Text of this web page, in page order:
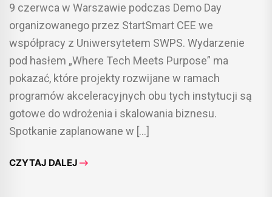
9 czerwca w Warszawie podczas Demo Day
organizowanego przez StartSmart CEE we
współpracy z Uniwersytetem SWPS. Wydarzenie
pod hasłem „Where Tech Meets Purpose” ma
pokazać, które projekty rozwijane w ramach
programów akceleracyjnych obu tych instytucji są
gotowe do wdrożenia i skalowania biznesu.
Spotkanie zaplanowane w […]
CZYTAJ DALEJ